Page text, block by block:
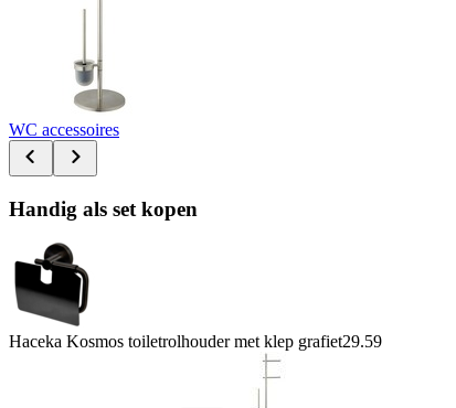
WC accessoires
Handig als set kopen
Haceka Kosmos toiletrolhouder met klep grafiet29.59